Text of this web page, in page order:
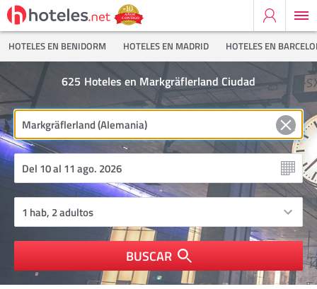
HOTELES EN BENIDORM HOTELES EN MADRID HOTELES EN
Hoteles en Markgräflerland Ciudad
625
BUSCAR